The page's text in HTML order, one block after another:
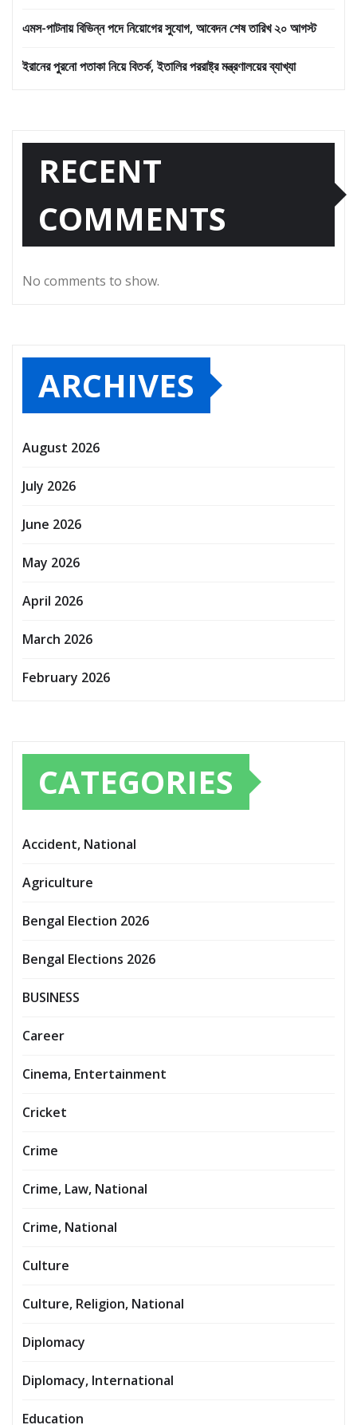
এমস-পাটনায় বিভিন্ন পদে নিয়োগের সুযোগ, আবেদন শেষ তারিখ ২০ আগস্ট
ইরানের পুরনো পতাকা নিয়ে বিতর্ক, ইতালির পররাষ্ট্র মন্ত্রণালয়ের ব্যাখ্যা
RECENT
COMMENTS
No comments to show.
ARCHIVES
August 2026
July 2026
June 2026
May 2026
April 2026
March 2026
February 2026
CATEGORIES
Accident, National
Agriculture
Bengal Election 2026
Bengal Elections 2026
BUSINESS
Career
Cinema, Entertainment
Cricket
Crime
Crime, Law, National
Crime, National
Culture
Culture, Religion, National
Diplomacy
Diplomacy, International
Education